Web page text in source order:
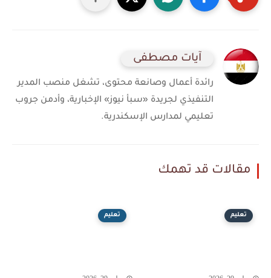
آيات مصطفى
رائدة أعمال وصانعة محتوى، تشغل منصب المدير
التنفيذي لجريدة «سبأ نيوز» الإخبارية، وأدمن جروب
تعليمي لمدارس الإسكندرية.
مقالات قد تهمك
تعليم تعليم